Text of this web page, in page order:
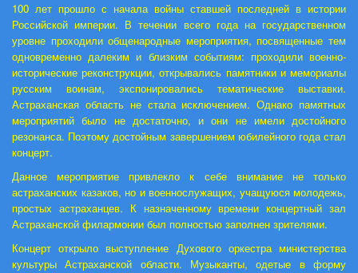
100 лет прошло с начала войны ставшей последней в истории
Российской империи. В течении всего года на государственном
уровне проходили общенародные мероприятия, посвященные тем
одновременно далеким и близким событиям: проходили военно-
исторические реконструкции, открывались памятники и мемориалы
русским воинам, экспонировались тематические выставки.
Астраханская область не стала исключением. Однако памятных
мероприятий было не достаточно, и они не имели достойного
резонанса. Поэтому достойным завершением юбилейного года стал
концерт.
Данное мероприятие привлекло к себе внимание не только
астраханских казаков, но и военнослужащих, учащуюся молодежь,
простых астраханцев. К назначенному времени концертный зал
Астраханской филармонии был полностью заполнен зрителями.
Концерт открыло выступление Духового оркестра министерства
культуры Астраханской области. Музыканты, одетые в форму